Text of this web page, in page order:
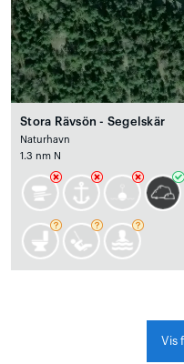
Stora Rävsön - Segelskär
Naturhavn
1.3 nm N
Vis